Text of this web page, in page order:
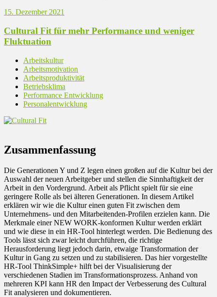
15. Dezember 2021
Cultural Fit für mehr Performance und weniger
Fluktuation
Arbeitskultur
Arbeitsmotivation
Arbeitsproduktivität
Betriebsklima
Performance Entwicklung
Personalentwicklung
Zusammenfassung
Die Generationen Y und Z legen einen großen auf die Kultur bei der
Auswahl der neuen Arbeitgeber und stellen die Sinnhaftigkeit der
Arbeit in den Vordergrund. Arbeit als Pflicht spielt für sie eine
geringere Rolle als bei älteren Generationen. In diesem Artikel
erklären wir wie die Kultur einen guten Fit zwischen dem
Unternehmens- und den Mitarbeitenden-Profilen erzielen kann. Die
Merkmale einer NEW WORK-konformen Kultur werden erklärt
und wie diese in ein HR-Tool hinterlegt werden. Die Bedienung des
Tools lässt sich zwar leicht durchführen, die richtige
Herausforderung liegt jedoch darin, etwaige Transformation der
Kultur in Gang zu setzen und zu stabilisieren. Das hier vorgestellte
HR-Tool ThinkSimple+ hilft bei der Visualisierung der
verschiedenen Stadien im Transformationsprozess. Anhand von
mehreren KPI kann HR den Impact der Verbesserung des Cultural
Fit analysieren und dokumentieren.